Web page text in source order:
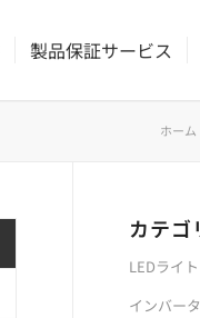
製品保証サービス
ホーム
カテゴ
LEDライト
インバー